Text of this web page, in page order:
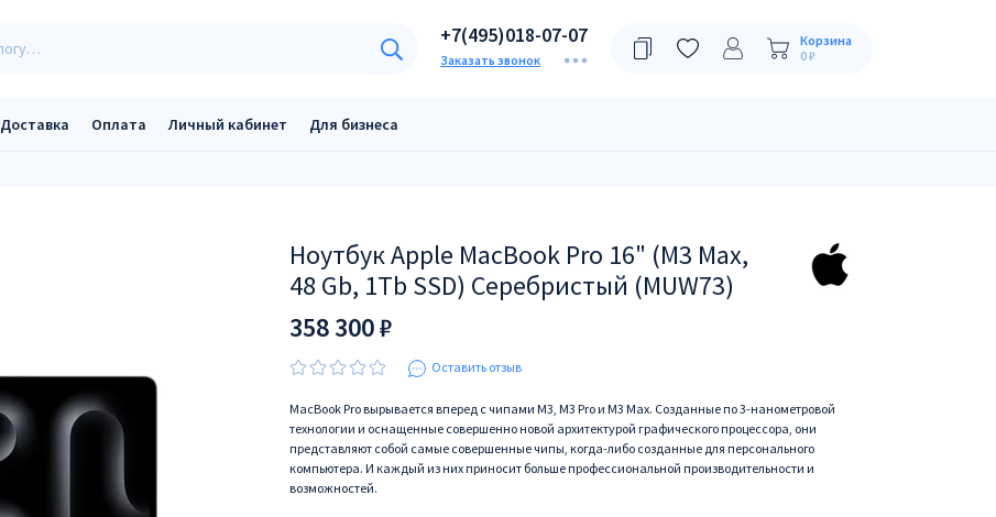
+7(495)018-07-07
Заказать звонок
Корзина
0 ₽
Доставка Оплата Личный кабинет Для бизнеса
Ноутбук Apple MacBook Pro 16" (M3 Max,
48 Gb, 1Tb SSD) Серебристый (MUW73)
358 300 ₽
Оставить отзыв
MacBook Pro вырывается вперед с чипами M3, M3 Pro и M3 Max. Созданные по 3-нанометровой
технологии и оснащенные совершенно новой архитектурой графического процессора, они
представляют собой самые совершенные чипы, когда-либо созданные для персонального
компьютера. И каждый из них приносит больше профессиональной производительности и
возможностей.